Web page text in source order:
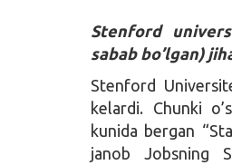
Stenford
sabab bo’lgan)
Stenford
kelardi. Chunki
kunida bergan
janob Jobsning